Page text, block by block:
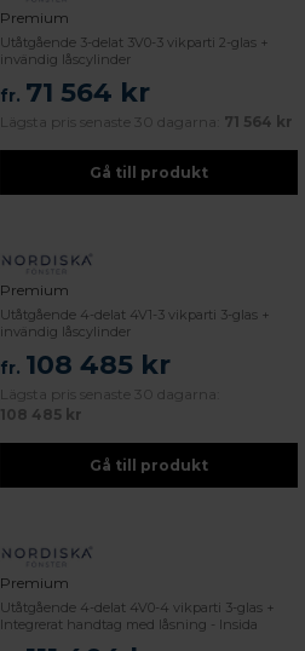
Premium
Utåtgående 3-delat 3V0-3 vikparti 2-glas +
invändig låscylinder
fr. 71 564 kr
Lägsta pris senaste 30 dagarna: 71 564 kr
Gå till produkt
Premium
Utåtgående 4-delat 4V1-3 vikparti 3-glas +
invändig låscylinder
fr. 108 485 kr
Lägsta pris senaste 30 dagarna:
108 485 kr
Gå till produkt
Premium
Utåtgående 4-delat 4V0-4 vikparti 3-glas +
Integrerat handtag med låsning - Insida